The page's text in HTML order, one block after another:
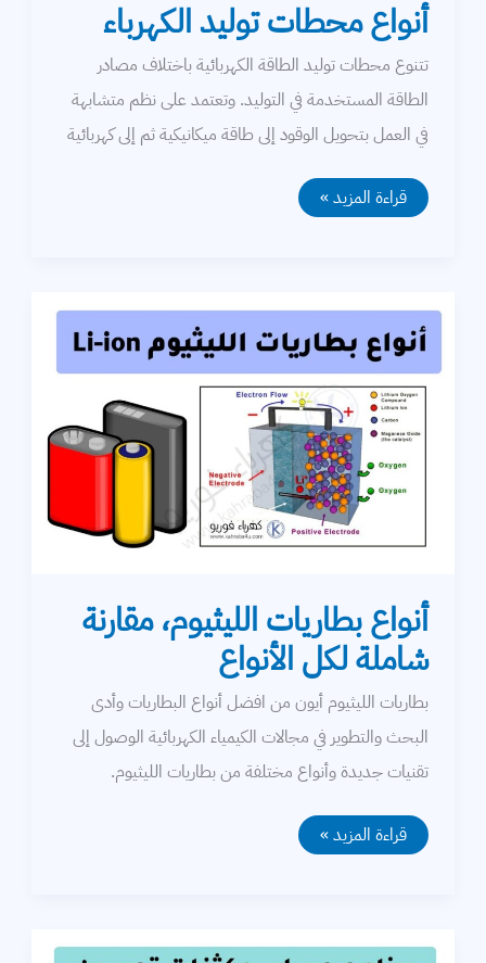
أنواع محطات توليد الكهرباء
تتنوع محطات توليد الطاقة الكهربائية باختلاف مصادر
الطاقة المستخدمة في التوليد. وتعتمد على نظم متشابهة
في العمل بتحويل الوقود إلى طاقة ميكانيكية ثم إلى كهربائية
أنواع
محطات
قراءة المزيد »
أنواع بطاريات الليثيوم، مقارنة
شاملة لكل الأنواع
بطاريات الليثيوم أيون من افضل أنواع البطاريات وأدى
البحث والتطوير في مجالات الكيمياء الكهربائية الوصول إلى
تقنيات جديدة وأنواع مختلفة من بطاريات الليثيوم.
أنواع
بطاريات
قراءة المزيد »